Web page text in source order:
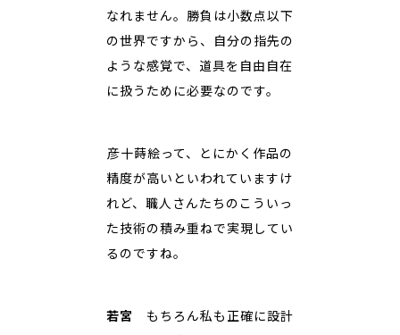
なれません。勝負は小数点以下
の世界ですから、自分の指先の
ような感覚で、道具を自由自在
に扱うために必要なのです。
――彦十蒔絵って、とにかく作品の
精度が高いといわれていますけ
れど、職人さんたちのこういっ
た技術の積み重ねで実現してい
るのですね。
若宮
もちろん私も正確に設計